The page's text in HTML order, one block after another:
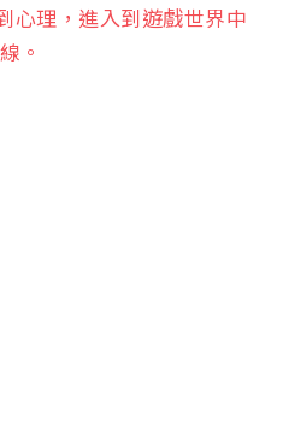
心理，進入到遊戲世界中
。